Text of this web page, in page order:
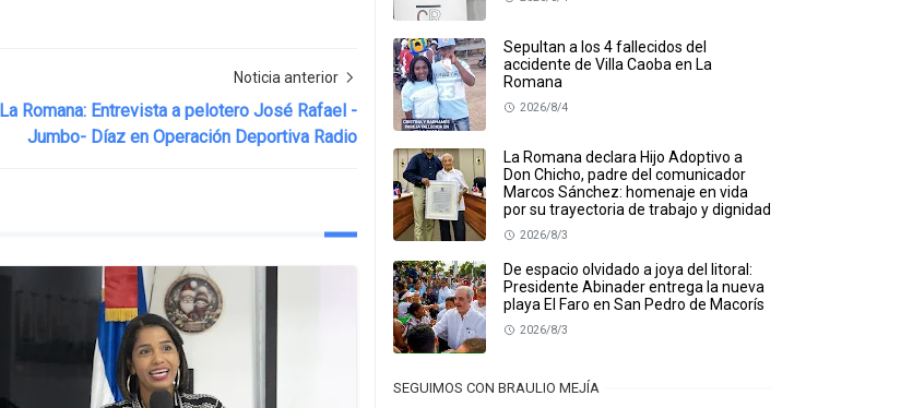
Noticia anterior
La Romana: Entrevista a pelotero José Rafael -
Jumbo- Díaz en Operación Deportiva Radio
Sepultan a los 4 fallecidos del
accidente de Villa Caoba en La
Romana
2026/8/4
La Romana declara Hijo Adoptivo a
Don Chicho, padre del comunicador
Marcos Sánchez: homenaje en vida
por su trayectoria de trabajo y dignidad
2026/8/3
De espacio olvidado a joya del litoral:
Presidente Abinader entrega la nueva
playa El Faro en San Pedro de Macorís
2026/8/3
SEGUIMOS CON BRAULIO MEJÍA